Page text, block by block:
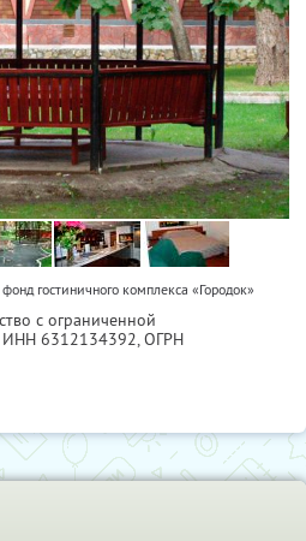
гостиничного комплекса «Городок»
с ограниченной
ИНН 6312134392, ОГРН